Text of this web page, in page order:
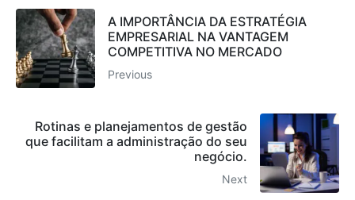
A IMPORTÂNCIA DA ESTRATÉGIA
EMPRESARIAL NA VANTAGEM
COMPETITIVA NO MERCADO
Previous
Rotinas e planejamentos de gestão
que facilitam a administração do seu
negócio.
Next